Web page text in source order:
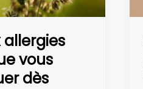
allergies
vous
dès